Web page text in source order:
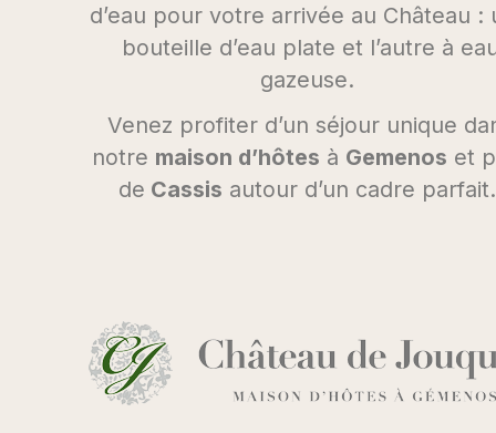
d’eau pour votre arrivée au Château :
bouteille d’eau plate et l’autre à
gazeuse.
Venez profiter d’un séjour unique
notre maison d’hôtes à Gemenos et
de Cassis autour d’un cadre